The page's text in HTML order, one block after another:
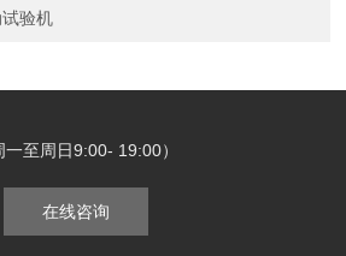
验机
一至周日9:00- 19:00）
在线咨询